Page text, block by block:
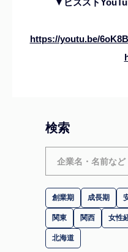
▼ビズスト
https://youtu.be/
検索
創業期 成長期
関東 関西 女性
北海道